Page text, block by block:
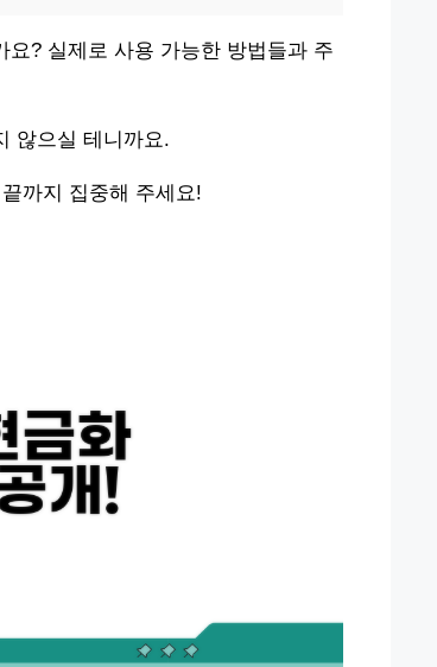
? 실제로 사용 가능한 방법들과 주
않으실 테니까요.
까지 집중해 주세요!